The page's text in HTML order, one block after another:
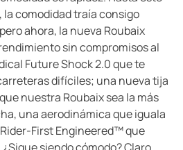
comodidad traía consigo
ahora, la nueva Roubaix
sin compromisos al
Future Shock 2.0 que te
difíciles; una nueva tija
nuestra Roubaix sea la más
una aerodinámica que iguala
First Engineered™ que